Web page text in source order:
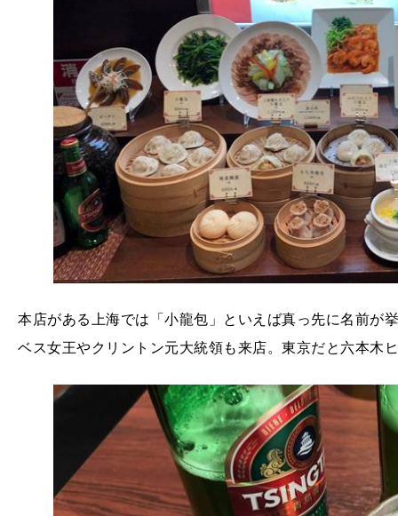
本店がある上海では「小龍包」といえば真っ先に名前が
ベス女王やクリントン元大統領も来店。東京だと六本木